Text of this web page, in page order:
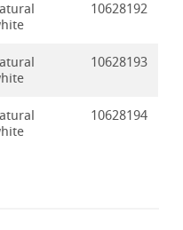
10628192
10628193
10628194